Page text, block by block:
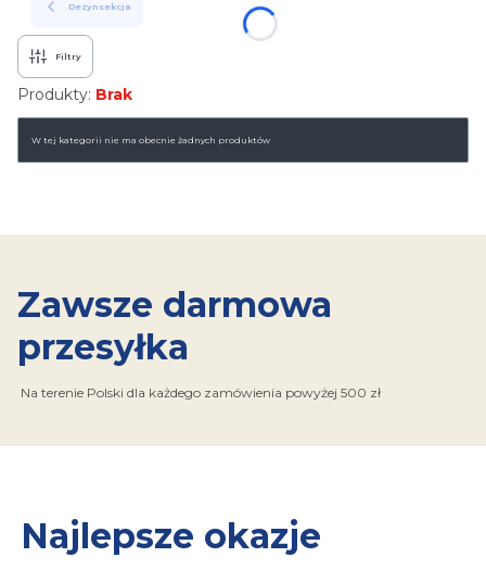
Dezynsekcja
Filtry
Produkty: Brak
Lista produktów
W tej kategorii nie ma obecnie żadnych produktów
Zawsze darmowa
przesyłka
Na terenie Polski dla każdego zamówienia powyżej 500 zł
Najlepsze okazje